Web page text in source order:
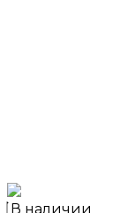
В наличии